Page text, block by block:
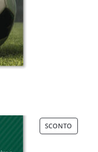
SCONTO